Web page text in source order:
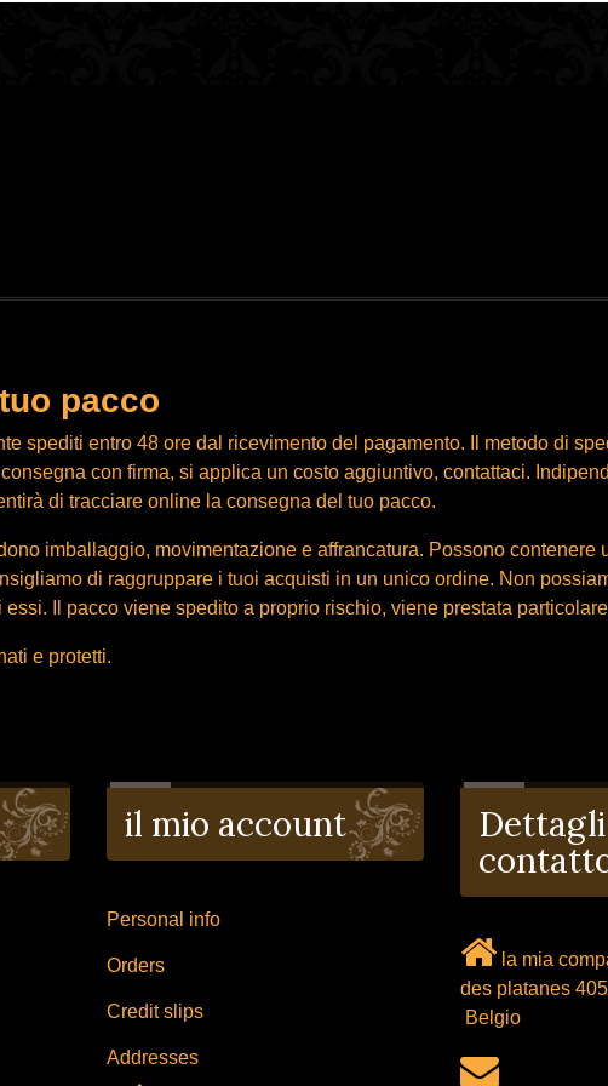
pacco
spediti entro 48 ore dal ricevimento del pagamento. Il metodo di
con firma, si applica un costo aggiuntivo, contattaci.
di tracciare online la consegna del tuo pacco.
imballaggio, movimentazione e affrancatura. Possono
di raggruppare i tuoi acquisti in un unico ordine. Non
Il pacco viene spedito a proprio rischio, viene prestata
e protetti.
il mio account
Personal info
Orders
Credit slips
Addresses
la mia
des platanes
Belgio